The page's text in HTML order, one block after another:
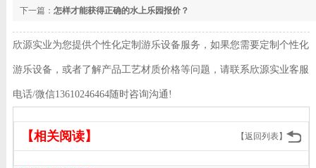
下一篇： 怎样才能获得正确的水上乐园报价？
欣源实业为您提供个性化定制游乐设备服务，如果您需要定制个性化
游乐设备，或者了解产品工艺材质价格等问题，请联系欣源实业客服
电话/微信13610246464随时咨询沟通!
【返回列表】
【相关阅读】